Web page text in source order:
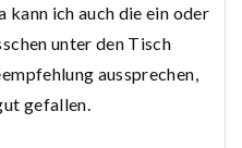
kann ich auch die ein oder
unter den Tisch
aussprechen,
gefallen.